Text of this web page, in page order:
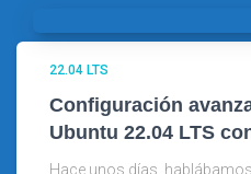
22.04 LTS
Configuración
Ubuntu 22.04 LTS
Hace unos días,